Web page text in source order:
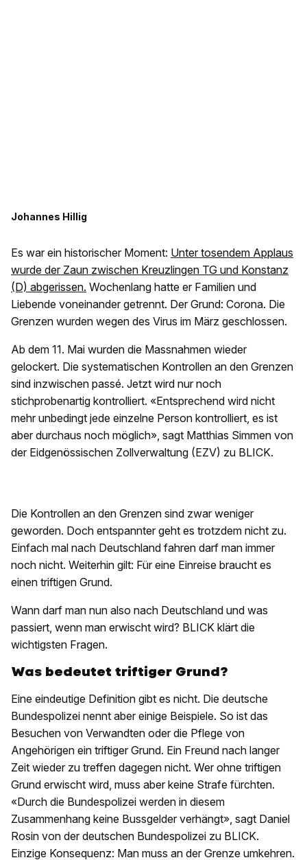
Johannes Hillig
Es war ein historischer Moment: Unter tosendem Applaus
wurde der Zaun zwischen Kreuzlingen TG und Konstanz
(D) abgerissen. Wochenlang hatte er Familien und
Liebende voneinander getrennt. Der Grund: Corona. Die
Grenzen wurden wegen des Virus im März geschlossen.
Ab dem 11. Mai wurden die Massnahmen wieder
gelockert. Die systematischen Kontrollen an den Grenzen
sind inzwischen passé. Jetzt wird nur noch
stichprobenartig kontrolliert. «Entsprechend wird nicht
mehr unbedingt jede einzelne Person kontrolliert, es ist
aber durchaus noch möglich», sagt Matthias Simmen von
der Eidgenössischen Zollverwaltung (EZV) zu BLICK.
Die Kontrollen an den Grenzen sind zwar weniger
geworden. Doch entspannter geht es trotzdem nicht zu.
Einfach mal nach Deutschland fahren darf man immer
noch nicht. Weiterhin gilt: Für eine Einreise braucht es
einen triftigen Grund.
Wann darf man nun also nach Deutschland und was
passiert, wenn man erwischt wird? BLICK klärt die
wichtigsten Fragen.
Was bedeutet triftiger Grund?
Eine eindeutige Definition gibt es nicht. Die deutsche
Bundespolizei nennt aber einige Beispiele. So ist das
Besuchen von Verwandten oder die Pflege von
Angehörigen ein triftiger Grund. Ein Freund nach langer
Zeit wieder zu treffen dagegen nicht. Wer ohne triftigen
Grund erwischt wird, muss aber keine Strafe fürchten.
«Durch die Bundespolizei werden in diesem
Zusammenhang keine Bussgelder verhängt», sagt Daniel
Rosin von der deutschen Bundespolizei zu BLICK.
Einzige Konsequenz: Man muss an der Grenze umkehren.